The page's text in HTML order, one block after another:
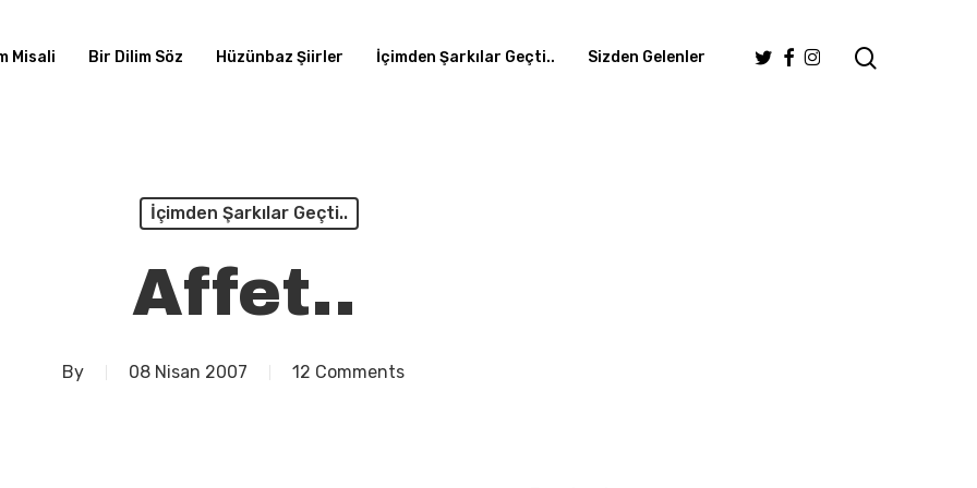
Misali Bir Dilim Söz Hüzünbaz Şiirler İçimden Şarkılar Geçti.. Sizden Gelenler TwitterFacebook
Instagram
İçimden Şarkılar Geçti..
Affet..
By 08 Nisan 2007 12 Comments